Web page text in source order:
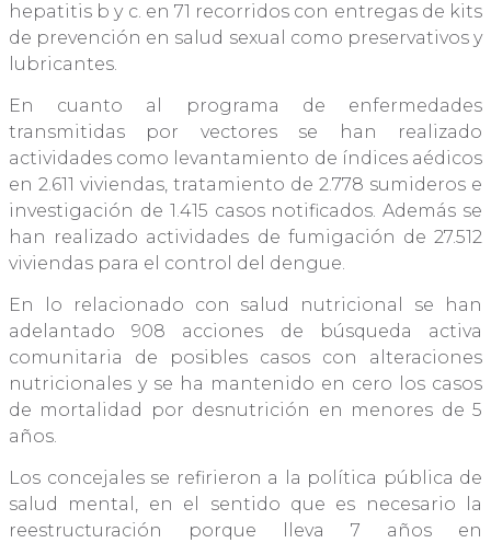
hepatitis b y c. en 71 recorridos con entregas de kits
de prevención en salud sexual como preservativos y
lubricantes.
En cuanto al programa de enfermedades
transmitidas por vectores se han realizado
actividades como levantamiento de índices aédicos
en 2.611 viviendas, tratamiento de 2.778 sumideros e
investigación de 1.415 casos notificados. Además se
han realizado actividades de fumigación de 27.512
viviendas para el control del dengue.
En lo relacionado con salud nutricional se han
adelantado 908 acciones de búsqueda activa
comunitaria de posibles casos con alteraciones
nutricionales y se ha mantenido en cero los casos
de mortalidad por desnutrición en menores de 5
años.
Los concejales se refirieron a la política pública de
salud mental, en el sentido que es necesario la
reestructuración porque lleva 7 años en